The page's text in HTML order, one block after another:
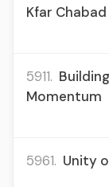
Kfar Chabad
5911.
Momentum
5961. Unity